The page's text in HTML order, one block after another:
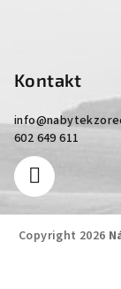
Kontakt
info@
602 649 611
Copyright 2026